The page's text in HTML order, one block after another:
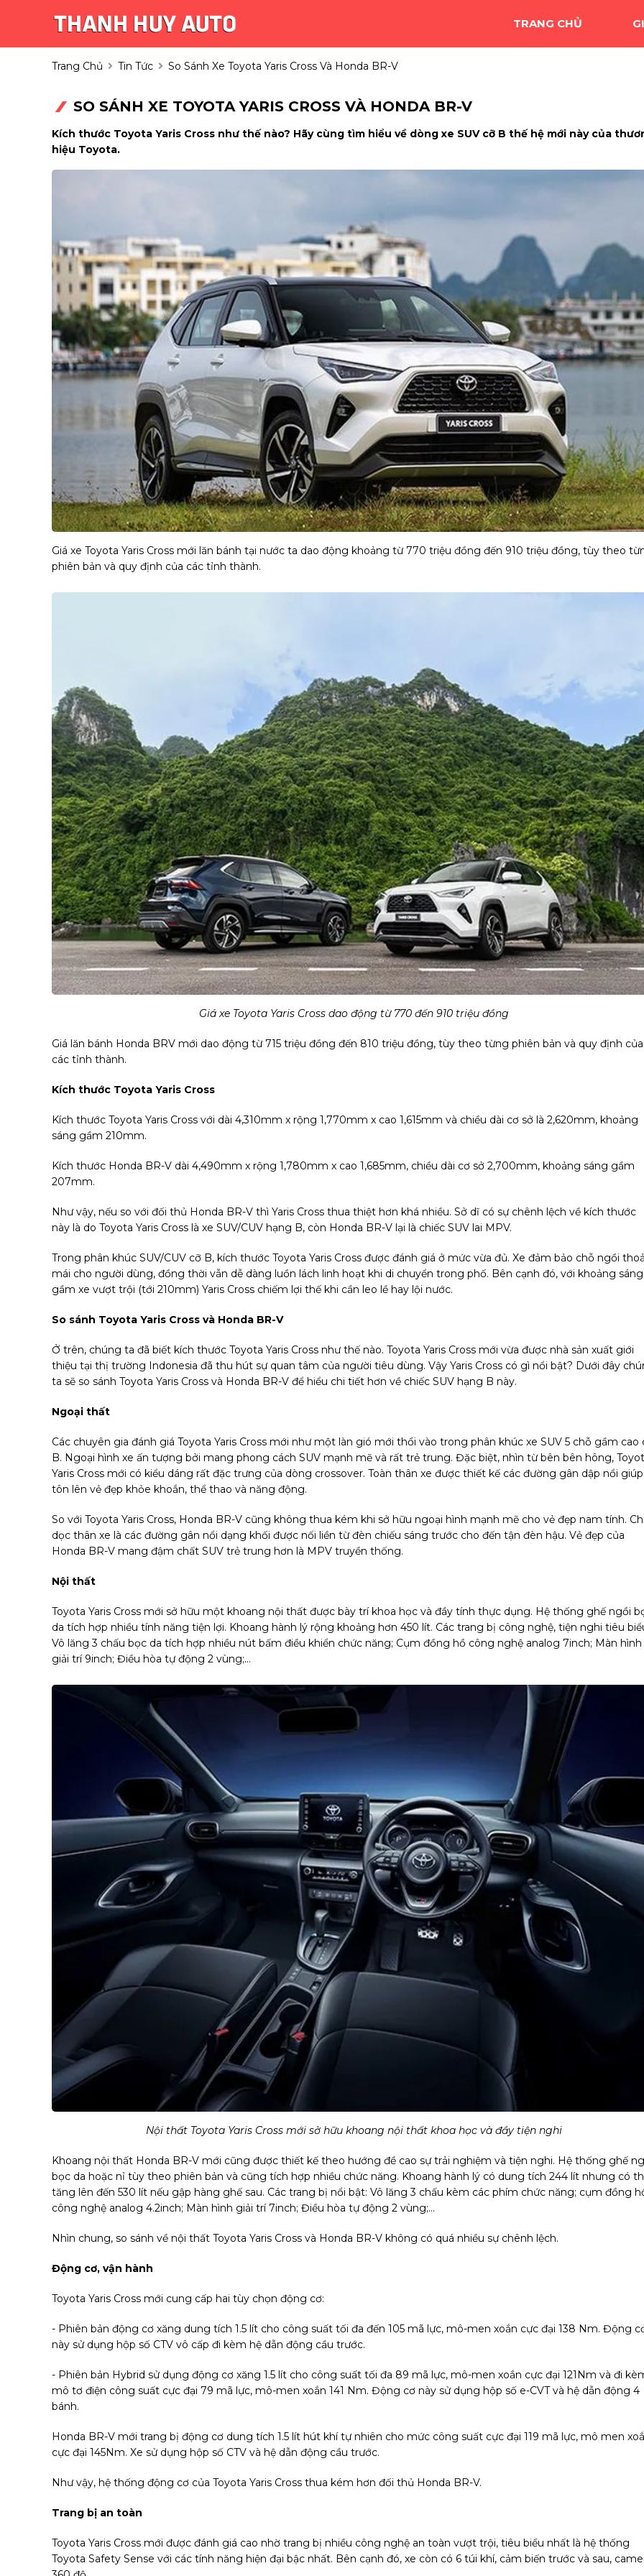
TRANG CHỦ
Trang Chủ Tin Tức So Sánh Xe Toyota Yaris Cross Và Honda BR-V
SO SÁNH XE TOYOTA YARIS CROSS VÀ HONDA BR-V
Kích thước Toyota Yaris Cross như thế nào? Hãy cùng tìm hiểu về dòng xe SUV cỡ B thế hệ mới này của
hiệu Toyota.
Giá xe Toyota Yaris Cross mới lăn bánh tại nước ta dao động khoảng từ 770 triệu đồng đến 910 triệu đồng, tùy theo
phiên bản và quy định của các tỉnh thành.
Giá xe Toyota Yaris Cross dao động từ 770 đến 910 triệu đồng
Giá lăn bánh Honda BRV mới dao động từ 715 triệu đồng đến 810 triệu đồng, tùy theo từng phiên bản và quy định của
các tỉnh thành.
Kích thước Toyota Yaris Cross
Kích thước Toyota Yaris Cross với dài 4,310mm x rộng 1,770mm x cao 1,615mm và chiều dài cơ sở là 2,620mm, khoảng
sáng gầm 210mm.
Kích thước Honda BR-V dài 4,490mm x rộng 1,780mm x cao 1,685mm, chiều dài cơ sở 2,700mm, khoảng sáng gầm
207mm.
Như vậy, nếu so với đối thủ Honda BR-V thì Yaris Cross thua thiệt hơn khá nhiều. Sở dĩ có sự chênh lệch về kích thước
này là do Toyota Yaris Cross là xe SUV/CUV hạng B, còn Honda BR-V lại là chiếc SUV lai MPV.
Trong phân khúc SUV/CUV cỡ B, kích thước Toyota Yaris Cross được đánh giá ở mức vừa đủ. Xe đảm bảo chỗ ngồi
mái cho người dùng, đồng thời vẫn dễ dàng luồn lách linh hoạt khi di chuyển trong phố. Bên cạnh đó, với khoảng sáng
gầm xe vượt trội (tới 210mm) Yaris Cross chiếm lợi thế khi cần leo lề hay lội nước.
So sánh Toyota Yaris Cross và Honda BR-V
Ở trên, chúng ta đã biết kích thước Toyota Yaris Cross như thế nào. Toyota Yaris Cross mới vừa được nhà sản xuất giới
thiệu tại thị trường Indonesia đã thu hút sự quan tâm của người tiêu dùng. Vậy Yaris Cross có gì nổi bật? Dưới đây
ta sẽ so sánh Toyota Yaris Cross và Honda BR-V để hiểu chi tiết hơn về chiếc SUV hạng B này.
Ngoại thất
Các chuyên gia đánh giá Toyota Yaris Cross mới như một làn gió mới thổi vào trong phân khúc xe SUV 5 chỗ gầm cao
B. Ngoại hình xe ấn tượng bởi mang phong cách SUV mạnh mẽ và rất trẻ trung. Đặc biệt, nhìn từ bên bên hông,
Yaris Cross mới có kiểu dáng rất đặc trưng của dòng crossover. Toàn thân xe được thiết kế các đường gân dập nổi giúp
tôn lên vẻ đẹp khỏe khoắn, thể thao và năng động.
So với Toyota Yaris Cross, Honda BR-V cũng không thua kém khi sở hữu ngoại hình mạnh mẽ cho vẻ đẹp nam tính.
dọc thân xe là các đường gân nổi dạng khối được nối liền từ đèn chiếu sáng trước cho đến tận đèn hậu. Vẻ đẹp của
Honda BR-V mang đậm chất SUV trẻ trung hơn là MPV truyền thống.
Nội thất
Toyota Yaris Cross mới sở hữu một khoang nội thất được bày trí khoa học và đầy tính thực dụng. Hệ thống ghế ngồi
da tích hợp nhiều tính năng tiện lợi. Khoang hành lý rộng khoảng hơn 450 lít. Các trang bị công nghệ, tiện nghi tiêu
Vô lăng 3 chấu bọc da tích hợp nhiều nút bấm điều khiển chức năng; Cụm đồng hồ công nghệ analog 7inch; Màn hình
giải trí 9inch; Điều hòa tự động 2 vùng;...
Nội thất Toyota Yaris Cross mới sở hữu khoang nội thất khoa học và đầy tiện nghi
Khoang nội thất Honda BR-V mới cũng được thiết kế theo hướng đề cao sự trải nghiệm và tiện nghi. Hệ thống ghế
bọc da hoặc nỉ tùy theo phiên bản và cũng tích hợp nhiều chức năng. Khoang hành lý có dung tích 244 lít nhưng có
tăng lên đến 530 lít nếu gập hàng ghế sau. Các trang bị nổi bật: Vô lăng 3 chấu kèm các phím chức năng; cụm đồng
công nghệ analog 4.2inch; Màn hình giải trí 7inch; Điều hòa tự động 2 vùng;...
Nhìn chung, so sánh về nội thất Toyota Yaris Cross và Honda BR-V không có quá nhiều sự chênh lệch.
Động cơ, vận hành
Toyota Yaris Cross mới cung cấp hai tùy chọn động cơ:
- Phiên bản động cơ xăng dung tích 1.5 lít cho công suất tối đa đến 105 mã lực, mô-men xoắn cực đại 138 Nm. Động
này sử dụng hộp số CTV vô cấp đi kèm hệ dẫn động cầu trước.
- Phiên bản Hybrid sử dụng động cơ xăng 1.5 lít cho công suất tối đa 89 mã lực, mô-men xoắn cực đại 121Nm và đi
mô tơ điện công suất cực đại 79 mã lực, mô-men xoắn 141 Nm. Động cơ này sử dụng hộp số e-CVT và hệ dẫn động 4
bánh.
Honda BR-V mới trang bị động cơ dung tích 1.5 lít hút khí tự nhiên cho mức công suất cực đại 119 mã lực, mô men
cực đại 145Nm. Xe sử dụng hộp số CTV và hệ dẫn động cầu trước.
Như vậy, hệ thống động cơ của Toyota Yaris Cross thua kém hơn đối thủ Honda BR-V.
Trang bị an toàn
Toyota Yaris Cross mới được đánh giá cao nhờ trang bị nhiều công nghệ an toàn vượt trội, tiêu biểu nhất là hệ thống
Toyota Safety Sense với các tính năng hiện đại bậc nhất. Bên cạnh đó, xe còn có 6 túi khí, cảm biến trước và sau,